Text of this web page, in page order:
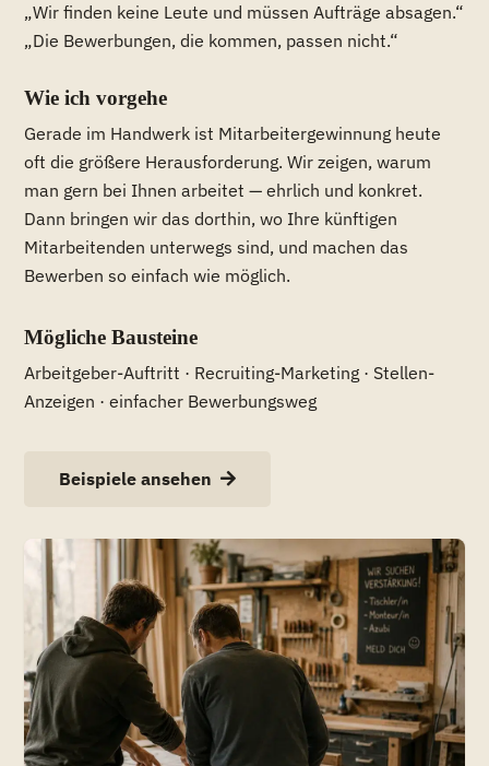
„Wir finden keine Leute und müssen Aufträge absagen.“
„Die Bewerbungen, die kommen, passen nicht.“
Wie ich vorgehe
Gerade im Handwerk ist Mitarbeitergewinnung heute
oft die größere Herausforderung. Wir zeigen, warum
man gern bei Ihnen arbeitet — ehrlich und konkret.
Dann bringen wir das dorthin, wo Ihre künftigen
Mitarbeitenden unterwegs sind, und machen das
Bewerben so einfach wie möglich.
Mögliche Bausteine
Arbeitgeber-Auftritt · Recruiting-Marketing · Stellen-
Anzeigen · einfacher Bewerbungsweg
Beispiele ansehen